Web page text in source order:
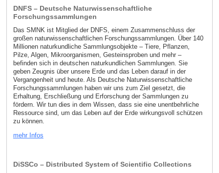
DNFS – Deutsche Naturwissenschaftliche
Forschungssammlungen
Das SMNK ist Mitglied der DNFS, einem Zusammenschluss der
großen naturwissenschaftlichen Forschungssammlungen. Über 140
Millionen naturkundliche Sammlungsobjekte – Tiere, Pflanzen,
Pilze, Algen, Mikroorganismen, Gesteinsproben und mehr –
befinden sich in deutschen naturkundlichen Sammlungen. Sie
geben Zeugnis über unsere Erde und das Leben darauf in der
Vergangenheit und heute. Als Deutsche Naturwissenschaftliche
Forschungssammlungen haben wir uns zum Ziel gesetzt, die
Erhaltung, Erschließung und Erforschung der Sammlungen zu
fördern. Wir tun dies in dem Wissen, dass sie eine unentbehrliche
Ressource sind, um das Leben auf der Erde wirkungsvoll schützen
zu können.
mehr Infos
DiSSCo – Distributed System of Scientific Collections